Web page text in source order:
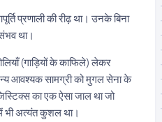
प्रणाली की रीढ़ था। उनके बिना
था।
(गाड़ियों के काफिले) लेकर
आवश्यक सामग्री को मुगल सेना के
का एक ऐसा जाल था जो
भी अत्यंत कुशल था।